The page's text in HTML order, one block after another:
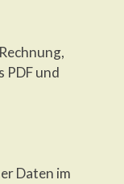
PDF und
Daten im